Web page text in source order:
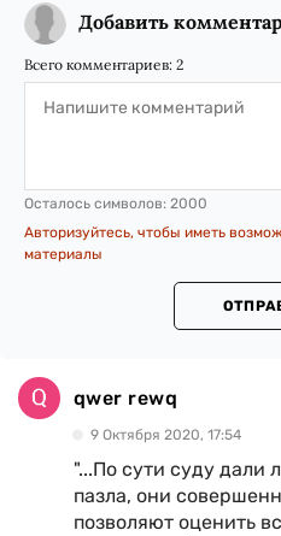
Добавить
Всего комментариев: 2
Осталось символов: 2000
Авторизуйтесь, чтобы иметь
материалы
qwer rewq
9 Октября 2020, 17:54
"...По сути суду дали
пазла, они
позволяют оценить